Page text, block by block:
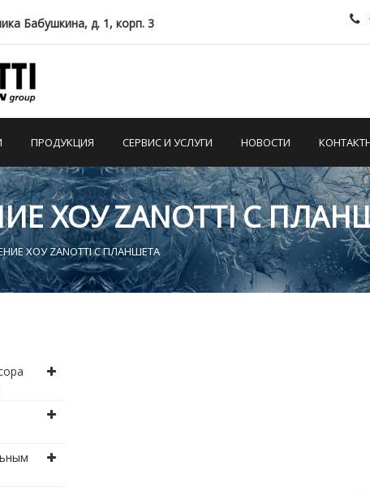
Бабушкина, д. 1, корп. 3
ПРОДУКЦИЯ СЕРВИС И УСЛУГИ НОВОСТИ
ХОУ ZANOTTI С
ХОУ ZANOTTI С ПЛАНШЕТА